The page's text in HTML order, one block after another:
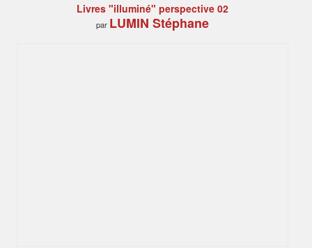
Livres "illuminé" perspective 02
par LUMIN Stéphane